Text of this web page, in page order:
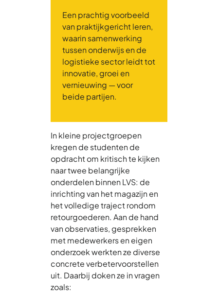
Een prachtig voorbeeld
van praktijkgericht leren,
waarin samenwerking
tussen onderwijs en de
logistieke sector leidt tot
innovatie, groei en
vernieuwing — voor
beide partijen.
In kleine projectgroepen
kregen de studenten de
opdracht om kritisch te kijken
naar twee belangrijke
onderdelen binnen LVS: de
inrichting van het magazijn en
het volledige traject rondom
retourgoederen. Aan de hand
van observaties, gesprekken
met medewerkers en eigen
onderzoek werkten ze diverse
concrete verbetervoorstellen
uit. Daarbij doken ze in vragen
zoals: